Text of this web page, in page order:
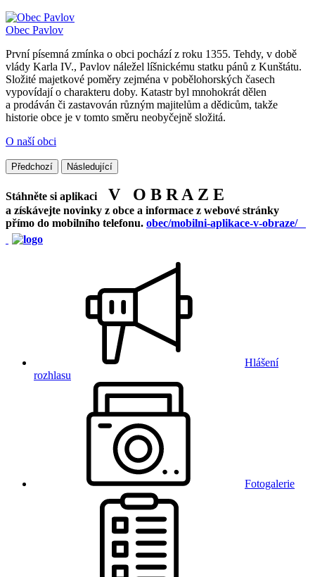
Obec Pavlov
První písemná zmínka o obci pochází z roku 1355. Tehdy, v době
vlády Karla IV., Pavlov náležel líšnickému statku pánů z Kunštátu.
Složité majetkové poměry zejména v pobělohorských časech
vypovídají o charakteru doby. Katastr byl mnohokrát dělen
a prodáván či zastavován různým majitelům a dědicům, takže
historie obce je v tomto směru neobyčejně složitá.
O naší obci
Předchozí Následující
Stáhněte si aplikaci V O B R A Z E
a získávejte novinky z obce a informace z webové stránky
přímo do mobilního telefonu. obec/mobilni-aplikace-v-obraze/
Hlášení
rozhlasu
Fotogalerie